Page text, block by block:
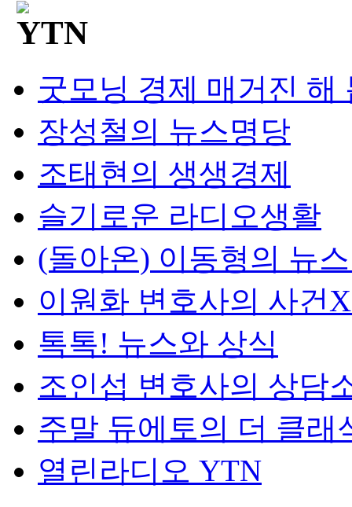
굿모닝 경제 매거진 해
장성철의 뉴스명당
조태현의 생생경제
슬기로운 라디오생활
(돌아온) 이동형의 뉴
이원화 변호사의 사건
톡톡! 뉴스와 상식
조인섭 변호사의 상담
주말 듀에토의 더 클래
열린라디오 YTN